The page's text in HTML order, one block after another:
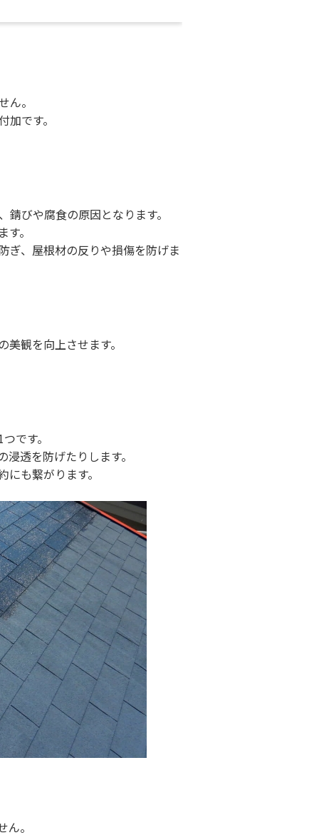
ん。
です。
びや腐食の原因となります。
。
ぎ、屋根材の反りや損傷を防げま
観を向上させます。
です。
透を防げたりします。
も繋がります。
。